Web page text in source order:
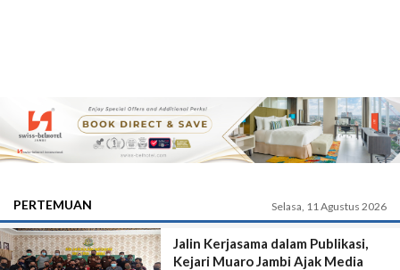
PERTEMUAN Selasa, 11 Agustus 2026
Jalin Kerjasama dalam Publikasi,
Kejari Muaro Jambi Ajak Media